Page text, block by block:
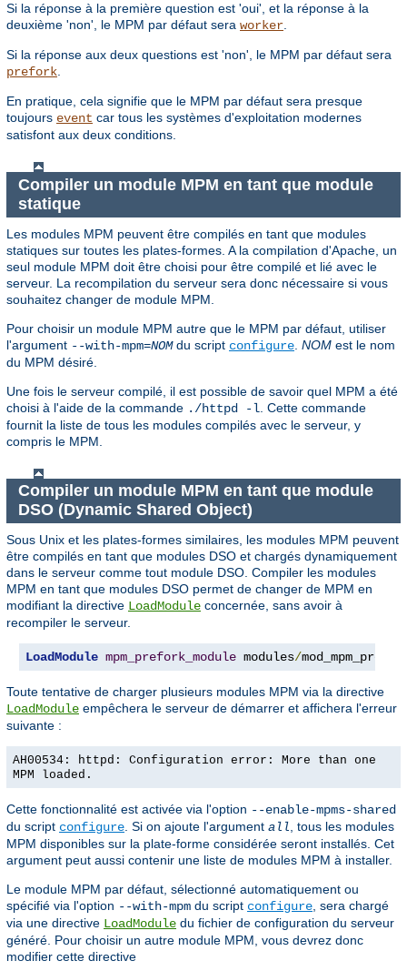
Si la réponse à la première question est 'oui', et la réponse à la
deuxième 'non', le MPM par défaut sera worker.
Si la réponse aux deux questions est 'non', le MPM par défaut sera
prefork.
En pratique, cela signifie que le MPM par défaut sera presque
toujours event car tous les systèmes d'exploitation modernes
satisfont aux deux conditions.
Compiler un module MPM en tant que module
statique
Les modules MPM peuvent être compilés en tant que modules
statiques sur toutes les plates-formes. A la compilation d'Apache, un
seul module MPM doit être choisi pour être compilé et lié avec le
serveur. La recompilation du serveur sera donc nécessaire si vous
souhaitez changer de module MPM.
Pour choisir un module MPM autre que le MPM par défaut, utiliser
l'argument --with-mpm=NOMdu script configure NOM est le nom
du MPM désiré.
Une fois le serveur compilé, il est possible de savoir quel MPM a été
choisi à l'aide de la commande ./httpd -l . Cette commande
fournit la liste de tous les modules compilés avec le serveur, y
compris le MPM.
Compiler un module MPM en tant que module
DSO (Dynamic Shared Object)
Sous Unix et les plates-formes similaires, les modules MPM peuvent
être compilés en tant que modules DSO et chargés dynamiquement
dans le serveur comme tout module DSO. Compiler les modules
MPM en tant que modules DSO permet de changer de MPM en
modifiant la directive LoadModule concernée, sans avoir à
recompiler le serveur.
LoadModule mpm_prefork_module modules/
Toute tentative de charger plusieurs modules MPM via la directive
LoadModule empêchera le serveur de démarrer et affichera l'erreur
suivante :
AH00534: httpd: Configuration error: More than one
MPM loaded.
Cette fonctionnalité est activée via l'option --enable-mpms-shared
du script configure . Si on ajoute l'argument all , tous les modules
MPM disponibles sur la plate-forme considérée seront installés. Cet
argument peut aussi contenir une liste de modules MPM à installer.
Le module MPM par défaut, sélectionné automatiquement ou
spécifié via l'option --with-mpm du script configure , sera chargé
via une directive LoadModule du fichier de configuration du serveur
généré. Pour choisir un autre module MPM, vous devrez donc
modifier cette directive